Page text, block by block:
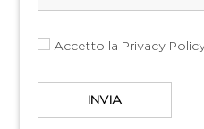
Accetto la Privacy